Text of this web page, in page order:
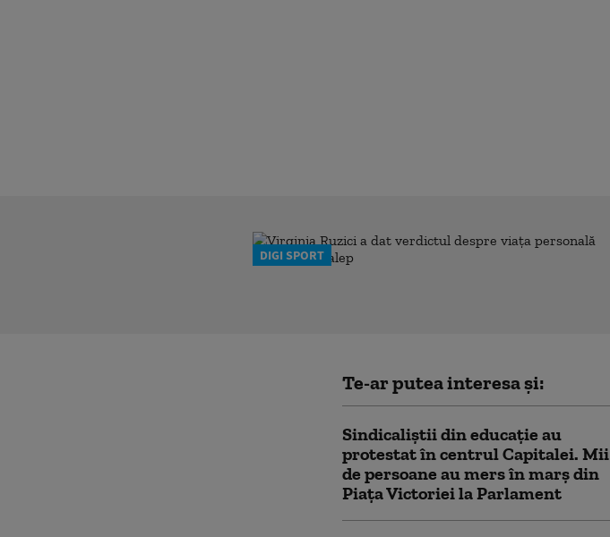
DIGI SPORT
Te-ar putea interesa și:
Sindicaliştii din educaţie au
protestat în centrul Capitalei. Mii
de persoane au mers în marș din
Piața Victoriei la Parlament